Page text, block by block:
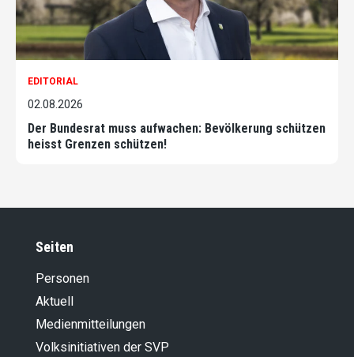
EDITORIAL
02.08.2026
Der Bundesrat muss aufwachen: Bevölkerung schützen
heisst Grenzen schützen!
Seiten
Personen
Aktuell
Medienmitteilungen
Volksinitiativen der SVP